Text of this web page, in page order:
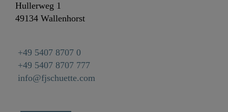
Hullerweg 1
49134 Wallenhorst
+49 5407 8707 0
+49 5407 8707 777
info@fjschuette.com